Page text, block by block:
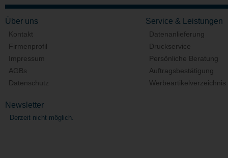
Über uns
Kontakt
Firmenprofil
Impressum
AGBs
Datenschutz
Service & Leistungen
Datenanlieferung
Druckservice
Persönliche Beratung
Auftragsbestätigung
Werbeartikelverzeichnis
Newsletter
Derzeit nicht möglich.